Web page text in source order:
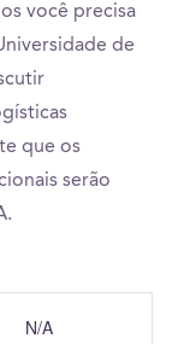
você precisa
de
que os
serão
N/A